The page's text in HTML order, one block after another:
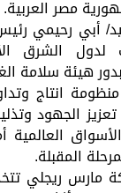
مصر العربية.
أبي رحيمي
لدول الشرق
هيئة سلامة
انتاج
الجهود
العالمية
المقبلة.
مارس ريجلي